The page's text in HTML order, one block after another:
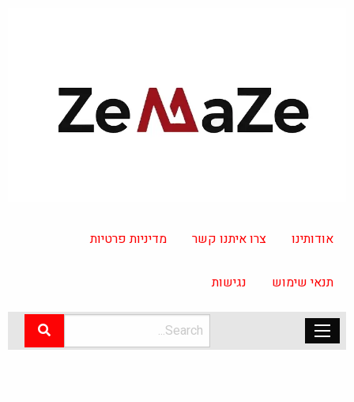
אודותינו צרו איתנו קשר מדיניות פרטיות
תנאי שימוש נגישות